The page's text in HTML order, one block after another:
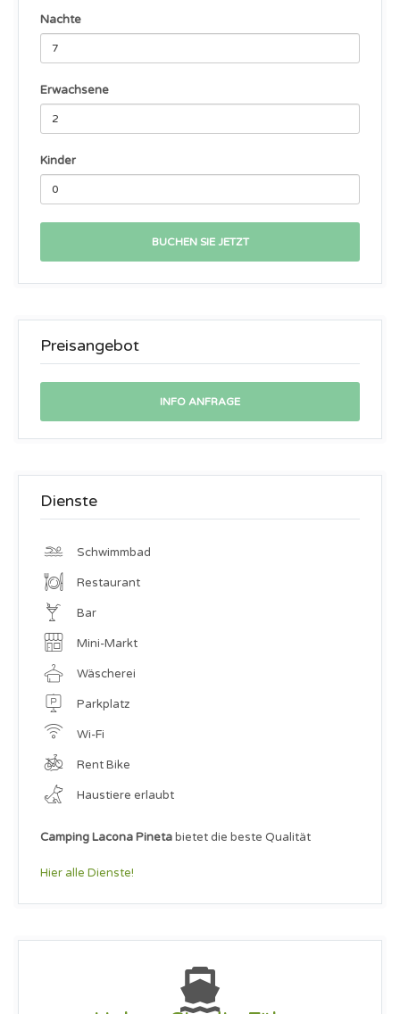
Nachte
Erwachsene
Kinder
BUCHEN SIE JETZT
Preisangebot
Dienste
Schwimmbad
Restaurant
Bar
Mini-Markt
Wäscherei
Parkplatz
Wi-Fi
Rent Bike
Haustiere erlaubt
Camping Lacona Pinetabietet die beste Qualität
Hier alle Dienste!